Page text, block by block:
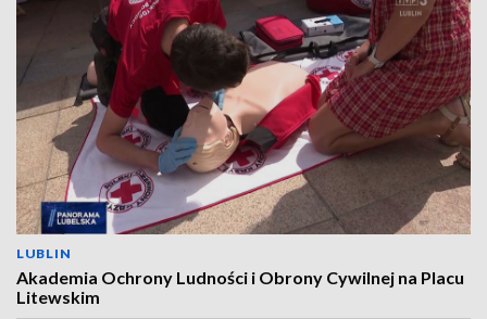
LUBLIN
Akademia Ochrony Ludności i Obrony Cywilnej na Placu
Litewskim